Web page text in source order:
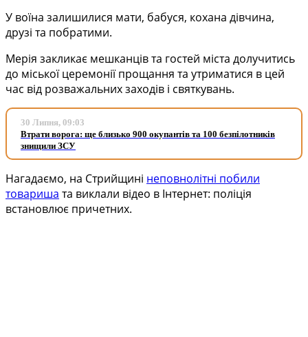
У воїна залишилися мати, бабуся, кохана дівчина,
друзі та побратими.
Мерія закликає мешканців та гостей міста долучитись
до міської церемонії прощання та утриматися в цей
час від розважальних заходів і святкувань.
30 Липня, 09:03
Втрати ворога: ще близько 900 окупантів та 100 безпілотників
знищили ЗСУ
Нагадаємо, на Стрийщині неповнолітні побили
товариша та виклали відео в Інтернет: поліція
встановлює причетних.